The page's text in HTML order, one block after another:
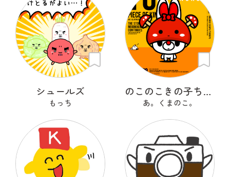
シュールズ
もっち
のこのこきの子ちゃん
あ。くまのこ。